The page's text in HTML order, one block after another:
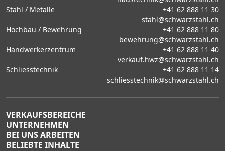
Stahl / Metalle
+41 62 888 11 30
stahl@schwarzstahl.ch
Hochbau / Bewehrung
+41 62 888 11 80
bewehrung@schwarzstahl.ch
Handwerkerzentrum
+41 62 888 11 40
verkauf.hwz@schwarzstahl.ch
Schliesstechnik
+41 62 888 11 14
schliesstechnik@schwarzstahl.ch
VERKAUFSBEREICHE
UNTERNEHMEN
BEI UNS ARBEITEN
BELIEBTE INHALTE